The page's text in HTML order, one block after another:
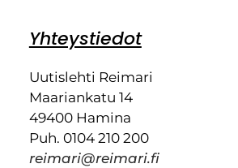
Yhteystiedot
Uutislehti Reimari
Maariankatu 14
49400 Hamina
Puh. 0104 210 200
reimari@reimari.fi